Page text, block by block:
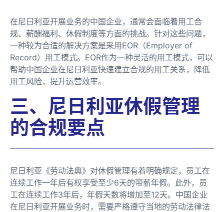
在尼日利亚开展业务的中国企业，通常会面临着用工合
规、薪酬福利、休假制度等方面的挑战。针对这些问题，
一种较为合适的解决方案是采用EOR（Employer of
Record）用工模式。EOR作为一种灵活的用工模式，可以
帮助中国企业在尼日利亚快速建立合规的用工关系，降低
用工风险，提升运营效率。
三、尼日利亚休假管理
的合规要点
尼日利亚《劳动法典》对休假管理有着明确规定，员工在
连续工作一年后有权享受至少6天的带薪年假。此外，员
工在连续工作3年后，年假天数将增加至12天。中国企业
在尼日利亚开展业务时，需要严格遵守当地的劳动法律法